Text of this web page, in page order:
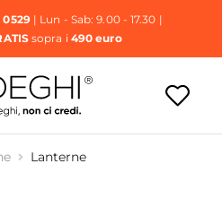
0529| Lun - Sab: 9.00 - 17.30 |
sopra i 490 euro
Lanterne